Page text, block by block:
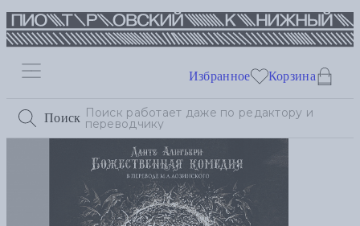
Поиск
Избранное Корзина